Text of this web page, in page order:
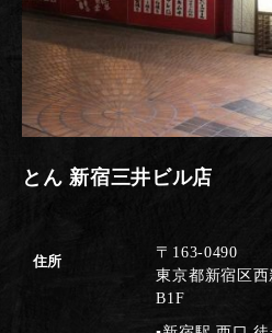
とん 新宿三井ビル店
住所
〒163-0490
東京都新宿区
B1F